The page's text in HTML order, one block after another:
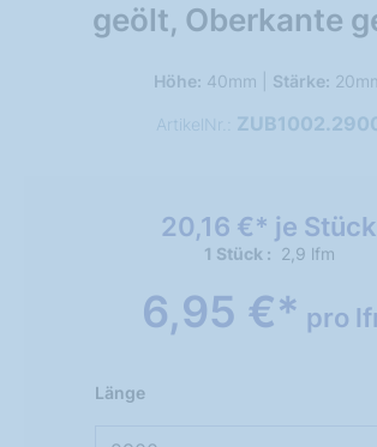
geölt, Oberkante
Höhe: 40mm | Stärke:
ArtikelNr.:
20,16 €* je Stück
1 Stück 2,9 lfm
6,95 €* pro
Länge